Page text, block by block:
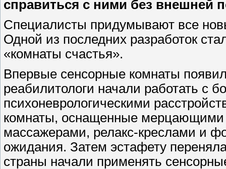
справиться с ними без внешней
Специалисты придумывают все
Одной из последних разработок
«комнаты счастья».
Впервые сенсорные комнаты
реабилитологи начали работать
психоневрологическими
комнаты, оснащенные мерцающими
массажерами, релакс-креслами и
ожидания. Затем эстафету
страны начали применять